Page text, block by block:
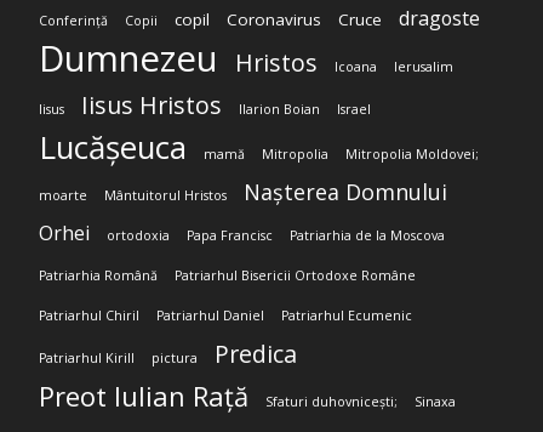
Conferință Copii copil Coronavirus Cruce dragoste
Dumnezeu Hristos Icoana Ierusalim
Iisus Iisus Hristos Ilarion Boian Israel
Lucășeuca mamă Mitropolia Mitropolia Moldovei;
moarte Mântuitorul Hristos Nașterea Domnului
Orhei ortodoxia Papa Francisc Patriarhia de la Moscova
Patriarhia Română Patriarhul Bisericii Ortodoxe Române
Patriarhul Chiril Patriarhul Daniel Patriarhul Ecumenic
Patriarhul Kirill pictura Predica
Preot Iulian Rață Sfaturi duhovnicești; Sinaxa